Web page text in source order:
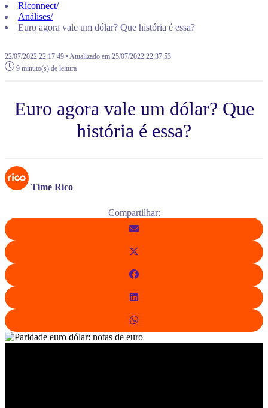
Riconnect/
Análises/
Euro agora vale um dólar? Que história é essa?
22/07/2022 22:17:49 • Atualizado em 25/07/2022 22:37:53
9 minuto(s) de leitura
Euro agora vale um dólar? Que
história é essa?
Time Rico
Compartilhar: